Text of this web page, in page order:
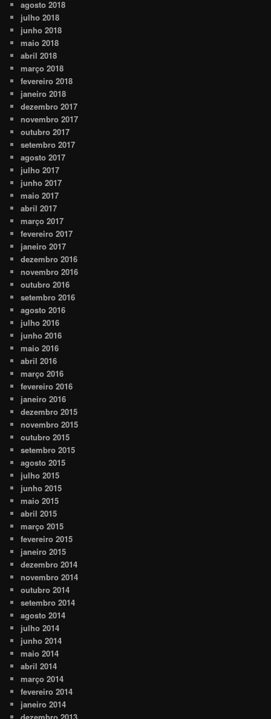
agosto 2018
julho 2018
junho 2018
maio 2018
abril 2018
março 2018
fevereiro 2018
janeiro 2018
dezembro 2017
novembro 2017
outubro 2017
setembro 2017
agosto 2017
julho 2017
junho 2017
maio 2017
abril 2017
março 2017
fevereiro 2017
janeiro 2017
dezembro 2016
novembro 2016
outubro 2016
setembro 2016
agosto 2016
julho 2016
junho 2016
maio 2016
abril 2016
março 2016
fevereiro 2016
janeiro 2016
dezembro 2015
novembro 2015
outubro 2015
setembro 2015
agosto 2015
julho 2015
junho 2015
maio 2015
abril 2015
março 2015
fevereiro 2015
janeiro 2015
dezembro 2014
novembro 2014
outubro 2014
setembro 2014
agosto 2014
julho 2014
junho 2014
maio 2014
abril 2014
março 2014
fevereiro 2014
janeiro 2014